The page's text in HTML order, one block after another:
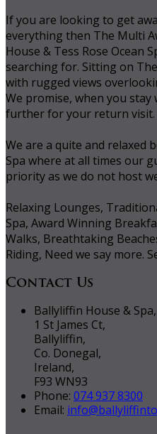
If you are looking to get
everything then The Multi
House & Tess Rose Ocean
searching for. Sitting on
with rugged views
We promise, when you
further for your return visit.
We are a quite and relaxed
Spa where at all times our
priority as we do not host
Relaxing Lounges,
Spa, Award Winning
Walks, Breathtaking
Riding, Need we say more.
Contact Us
Ballyliffin House & Spa,
1 St James Ct,
Ballyliffin,
Co. Donegal,
Ireland,
F93 WN93
Phone: 074 937 8300
Email: